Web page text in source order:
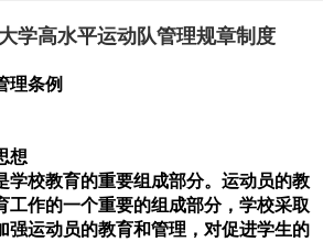
大学高水平运动队管理规章制度
理条例
想
学校教育的重要组成部分。运动员的教
工作的一个重要的组成部分，学校采取
强运动员的教育和管理，对促进学生的